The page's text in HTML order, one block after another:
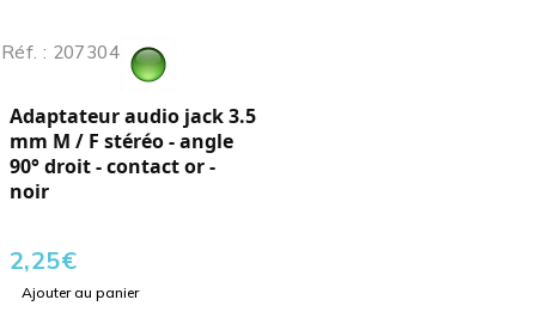
Réf. : 207304
Adaptateur audio jack 3.5
mm M / F stéréo - angle
90° droit - contact or -
noir
2,25€
Ajouter au panier